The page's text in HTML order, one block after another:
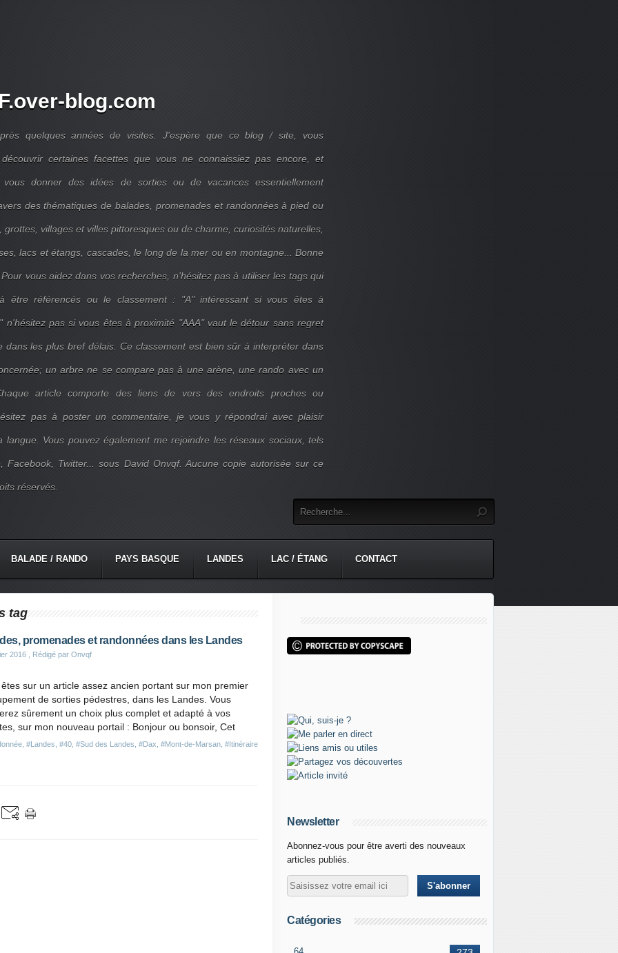
blog.com
quelques années de visites. J'espère que ce blog / site, vous
certaines facettes que vous ne connaissiez pas encore, et
vous donner des idées de sorties ou de vacances essentiellement
des thématiques de balades, promenades et randonnées à pied ou
grottes, villages et villes pittoresques ou de charme, curiosités naturelles,
lacs et étangs, cascades, le long de la mer ou en montagne... Bonne
vous aidez dans vos recherches, n'hésitez pas à utiliser les tags qui
être référencés ou le classement : "A" intéressant si vous êtes à
n'hésitez pas si vous êtes à proximité "AAA" vaut le détour sans regret
dans les plus bref délais. Ce classement est bien sûr à interpréter dans
un arbre ne se compare pas à une arène, une rando avec un
article comporte des liens de vers des endroits proches ou
pas à poster un commentaire, je vous y répondrai avec plaisir
langue. Vous pouvez également me rejoindre les réseaux sociaux, tels
Facebook, Twitter... sous David Onvqf. Aucune copie autorisée sur ce
réservés.
BALADE / RANDO PAYS BASQUE LANDES LAC / ÉTANG CONTACT
tag
promenades et randonnées dans les Landes
2016 , Rédigé par Onvqf
#Landes #40 #Sud des Landes #Dax #Mont-de-Marsan #Itinéraire
êtes sur un article assez ancien portant sur mon premier
de sorties pédestres, dans les Landes. Vous
sûrement un choix plus complet et adapté à vos
sur mon nouveau portail : Bonjour ou bonsoir, Cet
Newsletter
Abonnez-vous pour être averti des nouveaux
articles publiés.
Catégories
64